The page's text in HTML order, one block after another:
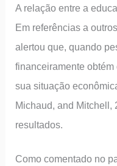
A relação entre a
Em referências a
alertou que, quando
financeiramente
sua situação
Michaud, and Mitchell,
resultados.
Como comentado no